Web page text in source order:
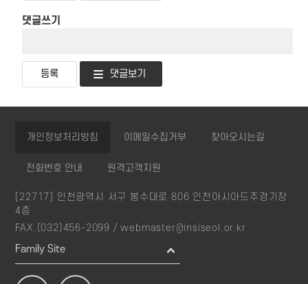
댓글쓰기
댓글보기
개인정보처리방침 이메일수집거부 찾아오시는길
전화번호 안내 원격고객지원
[22717] 인천광역시 서구 봉수대로 806 인천아시아드주경기장
4층
FAX.(032)456-2099 /webmaster@insiseol.or.kr
Family Site